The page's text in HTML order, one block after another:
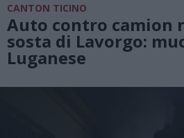
CANTON TICINO
Auto contro camion
sosta di Lavorgo:
Luganese